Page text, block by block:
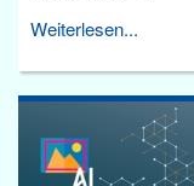
Weiterlesen...